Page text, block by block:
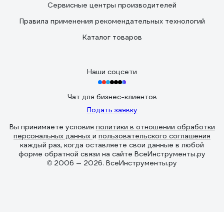
Сервисные центры производителей
Правила применения рекомендательных технологий
Каталог товаров
Наши соцсети
Чат для бизнес-клиентов
Подать заявку
Вы принимаете условия политики в отношении обработки
персональных данных и пользовательского соглашения
каждый раз, когда оставляете свои данные в любой
форме обратной связи на сайте ВсеИнструменты.ру
© 2006 — 2026. ВсеИнструменты.ру